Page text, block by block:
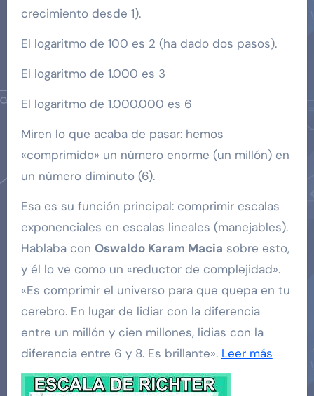
crecimiento desde 1).
El logaritmo de 100 es 2 (ha dado dos pasos).
El logaritmo de 1.000 es 3
El logaritmo de 1.000.000 es 6
Miren lo que acaba de pasar: hemos
«comprimido» un número enorme (un millón) en
un número diminuto (6).
Esa es su función principal: comprimir escalas
exponenciales en escalas lineales (manejables).
Hablaba con Oswaldo Karam Macia sobre esto,
y él lo ve como un «reductor de complejidad».
«Es comprimir el universo para que quepa en tu
cerebro. En lugar de lidiar con la diferencia
entre un millón y cien millones, lidias con la
diferencia entre 6 y 8. Es brillante». Leer más